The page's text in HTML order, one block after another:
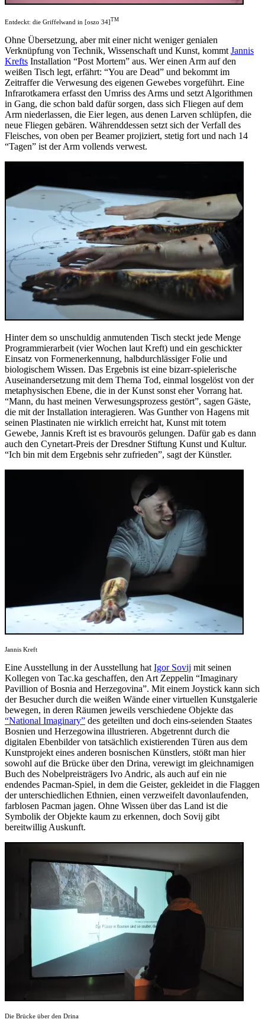
Entdeckt: die Griffelwand in [oszo 34] TM
Ohne Übersetzung, aber mit einer nicht weniger genialen
Verknüpfung von Technik, Wissenschaft und Kunst, kommt Jannis
Krefts Installation “Post Mortem” aus. Wer einen Arm auf den
weißen Tisch legt, erfährt: “You are Dead” und bekommt im
Zeitraffer die Verwesung des eigenen Gewebes vorgeführt. Eine
Infrarotkamera erfasst den Umriss des Arms und setzt Algorithmen
in Gang, die schon bald dafür sorgen, dass sich Fliegen auf dem
Arm niederlassen, die Eier legen, aus denen Larven schlüpfen, die
neue Fliegen gebären. Währenddessen setzt sich der Verfall des
Fleisches, von oben per Beamer projiziert, stetig fort und nach 14
“Tagen” ist der Arm vollends verwest.
Hinter dem so unschuldig anmutenden Tisch steckt jede Menge
Programmierarbeit (vier Wochen laut Kreft) und ein geschickter
Einsatz von Formenerkennung, halbdurchlässiger Folie und
biologischem Wissen. Das Ergebnis ist eine bizarr-spielerische
Auseinandersetzung mit dem Thema Tod, einmal losgelöst von der
metaphysischen Ebene, die in der Kunst sonst eher Vorrang hat.
“Mann, du hast meinen Verwesungsprozess gestört”, sagen Gäste,
die mit der Installation interagieren. Was Gunther von Hagens mit
seinen Plastinaten nie wirklich erreicht hat, Kunst mit totem
Gewebe, Jannis Kreft ist es bravourös gelungen. Dafür gab es dann
auch den Cynetart-Preis der Dresdner Stiftung Kunst und Kultur.
“Ich bin mit dem Ergebnis sehr zufrieden”, sagt der Künstler.
Jannis Kreft
Eine Ausstellung in der Ausstellung hat Igor Sovij mit seinen
Kollegen von Tac.ka geschaffen, den Art Zeppelin “Imaginary
Pavillion of Bosnia and Herzegovina”. Mit einem Joystick kann sich
der Besucher durch die weißen Wände einer virtuellen Kunstgalerie
bewegen, in deren Räumen jeweils verschiedene Objekte das
“National Imaginary” des geteilten und doch eins-seienden Staates
Bosnien und Herzegowina illustrieren. Abgetrennt durch die
digitalen Ebenbilder von tatsächlich existierenden Türen aus dem
Kunstprojekt eines anderen bosnischen Künstlers, stößt man hier
sowohl auf die Brücke über den Drina, verewigt im gleichnamigen
Buch des Nobelpreisträgers Ivo Andric, als auch auf ein nie
endendes Pacman-Spiel, in dem die Geister, gekleidet in die Flaggen
der unterschiedlichen Ethnien, einen verzweifelt davonlaufenden,
farblosen Pacman jagen. Ohne Wissen über das Land ist die
Symbolik der Objekte kaum zu erkennen, doch Sovij gibt
bereitwillig Auskunft.
Die Brücke über den Drina